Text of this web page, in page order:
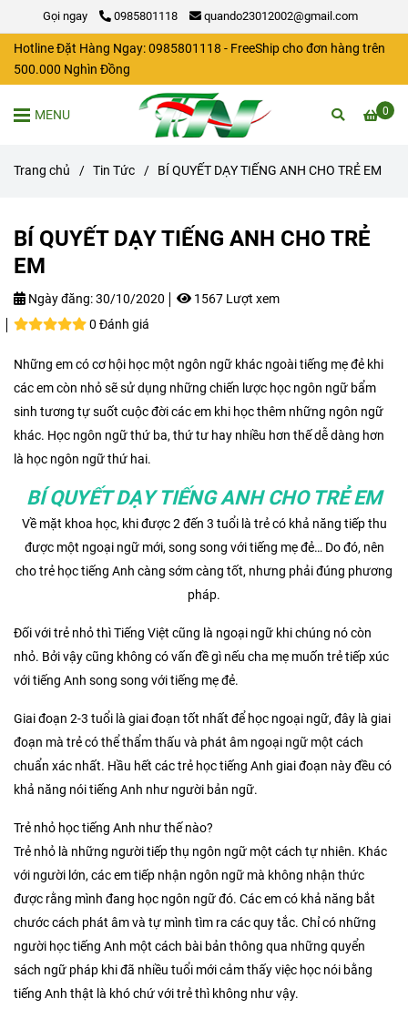
Gọi ngay 0985801118 quando23012002@gmail.com
Hotline Đặt Hàng Ngay: 0985801118 - FreeShip cho đơn hàng trên
500.000 Nghìn Đồng
0
MENU
Trang chủ / Tin Tức / BÍ QUYẾT DẠY TIẾNG ANH CHO TRẺ EM
BÍ QUYẾT DẠY TIẾNG ANH CHO TRẺ
EM
Ngày đăng:30/10/2020
1567 Lượt xem
0 Đánh giá
Những em có cơ hội học một ngôn ngữ khác ngoài tiếng mẹ đẻ khi
các em còn nhỏ sẽ sử dụng những chiến lược học ngôn ngữ bẩm
sinh tương tự suốt cuộc đời các em khi học thêm những ngôn ngữ
khác. Học ngôn ngữ thứ ba, thứ tư hay nhiều hơn thế dễ dàng hơn
là học ngôn ngữ thứ hai.
BÍ QUYẾT DẠY TIẾNG ANH CHO TRẺ EM
Về mặt khoa học, khi được 2 đến 3 tuổi là trẻ có khả năng tiếp thu
được một ngoại ngữ mới, song song với tiếng mẹ đẻ… Do đó, nên
cho trẻ học tiếng Anh càng sớm càng tốt, nhưng phải đúng phương
pháp.
Đối với trẻ nhỏ thì Tiếng Việt cũng là ngoại ngữ khi chúng nó còn
nhỏ. Bởi vậy cũng không có vấn đề gì nếu cha mẹ muốn trẻ tiếp xúc
với tiếng Anh song song với tiếng mẹ đẻ.
Giai đoạn 2-3 tuổi là giai đoạn tốt nhất để học ngoại ngữ, đây là giai
đoạn mà trẻ có thể thẩm thấu và phát âm ngoại ngữ một cách
chuẩn xác nhất. Hầu hết các trẻ học tiếng Anh giai đoạn này đều có
khả năng nói tiếng Anh như người bản ngữ.
Trẻ nhỏ học tiếng Anh như thế nào?
Trẻ nhỏ là những người tiếp thụ ngôn ngữ một cách tự nhiên. Khác
với người lớn, các em tiếp nhận ngôn ngữ mà không nhận thức
được rằng mình đang học ngôn ngữ đó. Các em có khả năng bắt
chước cách phát âm và tự mình tìm ra các quy tắc. Chỉ có những
người học tiếng Anh một cách bài bản thông qua những quyển
sách ngữ pháp khi đã nhiều tuổi mới cảm thấy việc học nói bằng
tiếng Anh thật là khó chứ với trẻ thì không như vậy.